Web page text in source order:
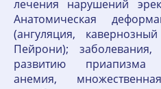
лечения нарушений
Анатомическая
(ангуляция,
Пейрони);
развитию приапизма
анемия,